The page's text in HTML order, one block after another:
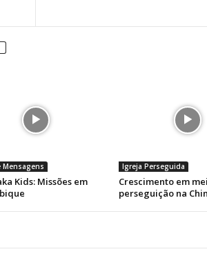
Mensagens
Kids: Missões em
Igreja Perseguida
Crescimento em
perseguição na